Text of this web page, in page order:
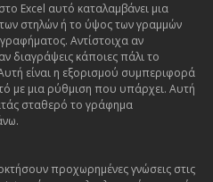
Excel αυτό καταλαμβάνει μια
στηλών ή το ύψος των γραμμών
Αντίστοιχα αν
διαγράψεις κάποιες πάλι το
είναι η εξορισμού συμπεριφορά
με μια ρύθμιση που υπάρχει. Αυτή
σταθερό το γράφημα
προχωρημένες γνώσεις στις